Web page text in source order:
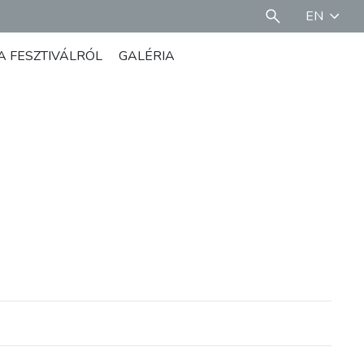
EN
FESZTIVÁLRÓL GALÉRIA